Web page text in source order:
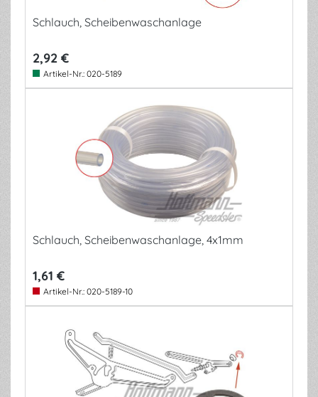
Schlauch, Scheibenwaschanlage
2,92 €
Artikel-Nr.: 020-5189
Schlauch, Scheibenwaschanlage, 4x1mm
1,61 €
Artikel-Nr.: 020-5189-10